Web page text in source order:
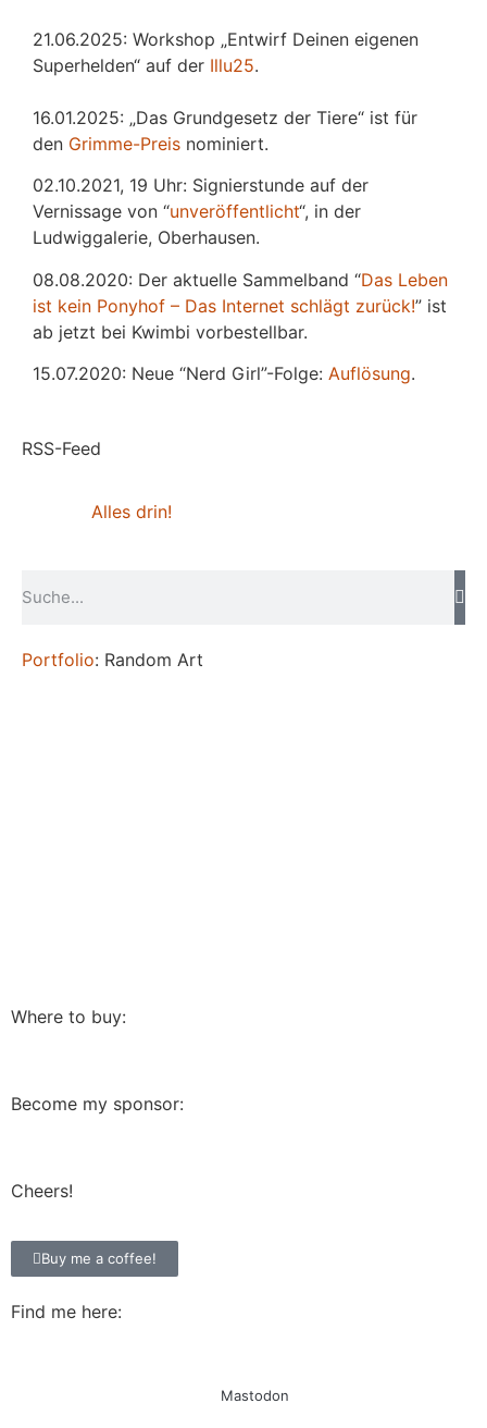
21.06.2025: Workshop „Entwirf Deinen eigenen
Superhelden“ auf der Illu25.
16.01.2025: „Das Grundgesetz der Tiere“ ist für
den Grimme-Preis nominiert.
02.10.2021, 19 Uhr: Signierstunde auf der
Vernissage von “unveröffentlicht“, in der
Ludwiggalerie, Oberhausen.
08.08.2020: Der aktuelle Sammelband “Das Leben
ist kein Ponyhof – Das Internet schlägt zurück!” ist
ab jetzt bei Kwimbi vorbestellbar.
15.07.2020: Neue “Nerd Girl”-Folge: Auflösung.
RSS-Feed
Alles drin!
Portfolio: Random Art
Where to buy:
Become my sponsor:
Cheers!
Buy me a coffee!
Find me here:
Mastodon